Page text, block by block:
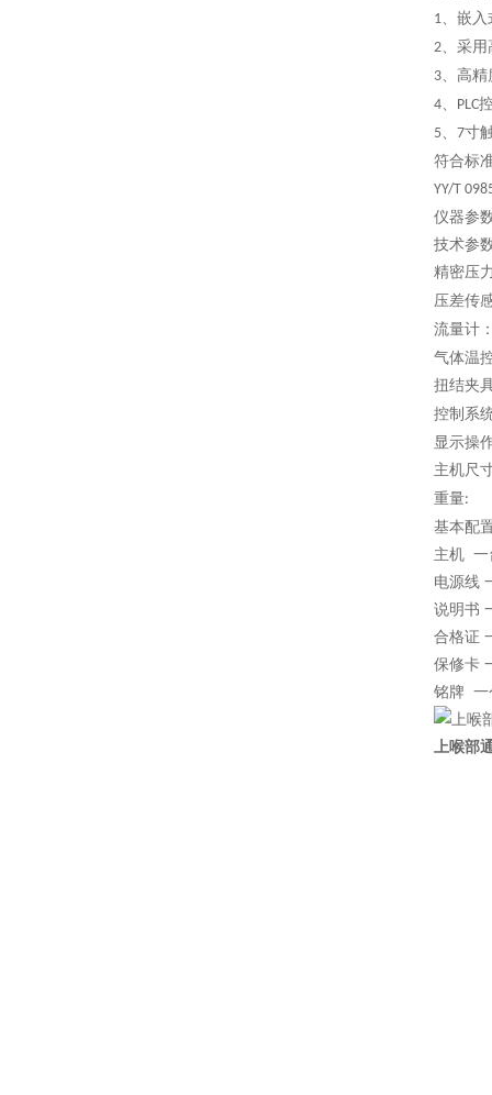
1、嵌入
2、采用
3、高精
4、 PLC
5、 7寸
符合标
YY/T
仪器参
技术参
精密压
压差传
流量计
气体温
扭结夹
控制系
显示操
主机尺
重量:
基本配
主机 一
电源线
说明书
合格证
保修卡
铭牌 一
上喉部